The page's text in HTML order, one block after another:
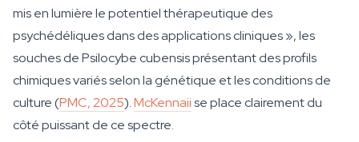
mis en lumière le potentiel thérapeutique des
psychédéliques dans des applications cliniques », les
souches de Psilocybe cubensis présentant des profils
chimiques variés selon la génétique et les conditions de
culture (PMC, 2025).McKennaiise place clairement du
côté puissant de ce spectre.